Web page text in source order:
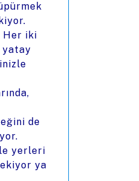
Her iki
yatay
de
yerleri
ya